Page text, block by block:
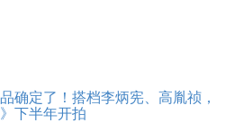
确定了！搭档李炳宪、高胤祯，
下半年开拍